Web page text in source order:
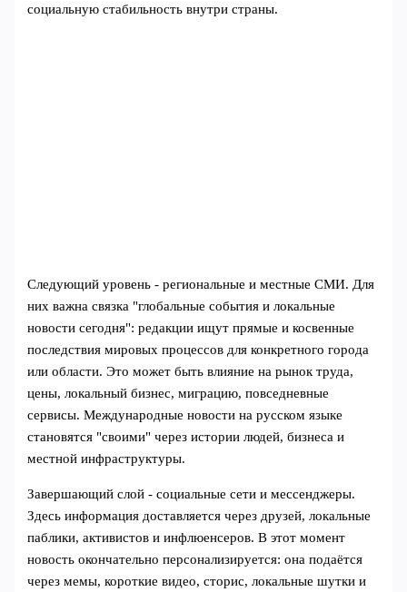
социальную стабильность внутри страны.
Следующий уровень - региональные и местные СМИ. Для
них важна связка "глобальные события и локальные
новости сегодня": редакции ищут прямые и косвенные
последствия мировых процессов для конкретного города
или области. Это может быть влияние на рынок труда,
цены, локальный бизнес, миграцию, повседневные
сервисы. Международные новости на русском языке
становятся "своими" через истории людей, бизнеса и
местной инфраструктуры.
Завершающий слой - социальные сети и мессенджеры.
Здесь информация доставляется через друзей, локальные
паблики, активистов и инфлюенсеров. В этот момент
новость окончательно персонализируется: она подаётся
через мемы, короткие видео, сторис, локальные шутки и